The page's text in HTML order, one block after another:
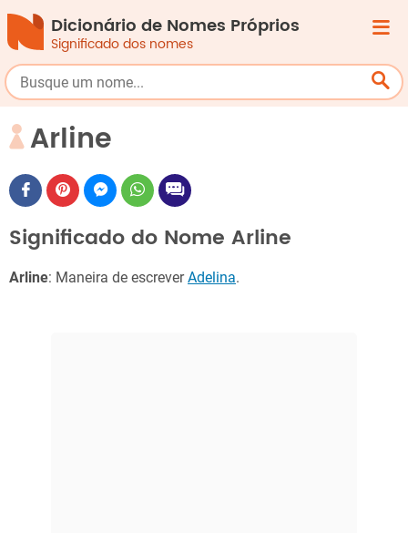
Dicionário de Nomes Próprios
Significado dos nomes
Arline
Significado do Nome Arline
Arline: Maneira de escreverAdelina.